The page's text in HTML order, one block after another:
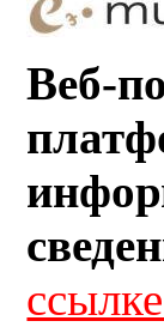
Веб-